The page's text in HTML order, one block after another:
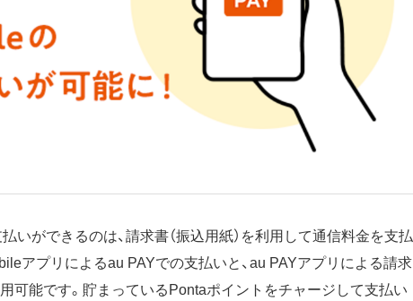
いができるのは、請求書（振込用紙）を利用して通信料金を支払
アプリによるau PAYでの支払いと、au PAYアプリによる請求
可能です。貯まっているPontaポイントをチャージして支払い